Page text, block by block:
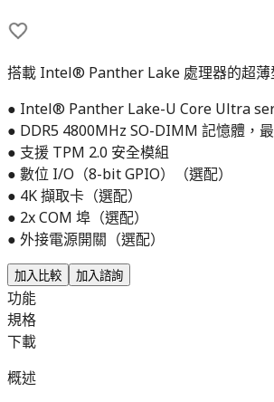
搭載 Intel® Panther Lake 處理器的超薄
● Intel® Panther Lake-U Core Ultra
● DDR5 4800MHz SO-DIMM 記憶體，
● 支援 TPM 2.0 安全模組
● 數位 I/O（8-bit GPIO）（選配）
● 4K 擷取卡（選配）
● 2x COM 埠（選配）
● 外接電源開關（選配）
加入比較 加入諮詢
功能
規格
下載
概述